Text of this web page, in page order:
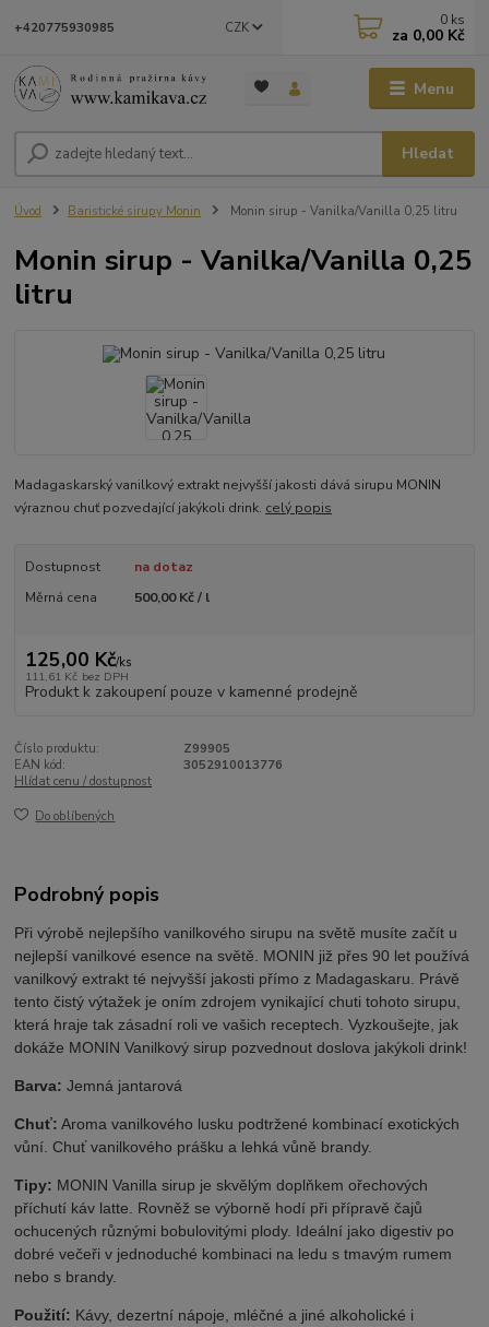
Menu
CZK
Hledat
+420775930985 0 ks
za 0,00 Kč
Úvod Baristické sirupy Monin Monin sirup - Vanilka/Vanilla 0,25 litru
Monin sirup - Vanilka/Vanilla 0,25
litru
Madagaskarský vanilkový extrakt nejvyšší jakosti dává sirupu MONIN
výraznou chuť pozvedající jakýkoli drink. celý popis
Dostupnost
na dotaz
Měrná cena
500,00 Kč / l
125,00 Kč/ks
111,61 Kč bez DPH
Produkt k zakoupení pouze v kamenné prodejně
Číslo produktu:
Z99905
EAN kód:
3052910013776
Hlídat cenu / dostupnost
Do oblíbených
Podrobný popis
Při výrobě nejlepšího vanilkového sirupu na světě musíte začít u
nejlepší vanilkové esence na světě. MONIN již přes 90 let používá
vanilkový extrakt té nejvyšší jakosti přímo z Madagaskaru. Právě
tento čistý výtažek je oním zdrojem vynikající chuti tohoto sirupu,
která hraje tak zásadní roli ve vašich receptech. Vyzkoušejte, jak
dokáže MONIN Vanilkový sirup pozvednout doslova jakýkoli drink!
Barva: Jemná jantarová
Chuť: Aroma vanilkového lusku podtržené kombinací exotických
vůní. Chuť vanilkového prášku a lehká vůně brandy.
Tipy: MONIN Vanilla sirup je skvělým doplňkem ořechových
příchutí káv latte. Rovněž se výborně hodí při přípravě čajů
ochucených různými bobulovitými plody. Ideální jako digestiv po
dobré večeři v jednoduché kombinaci na ledu s tmavým rumem
nebo s brandy.
Použití: Kávy, dezertní nápoje, mléčné a jiné alkoholické i